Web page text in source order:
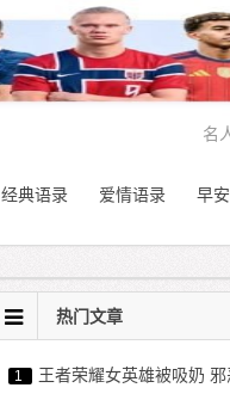
名
经典语录 爱情语录 早
热门文章
1 王者荣耀女英雄被吸奶 邪恶图 王者